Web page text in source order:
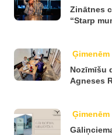
Zinātnes
“Starp
Nozīmīšu
Agneses